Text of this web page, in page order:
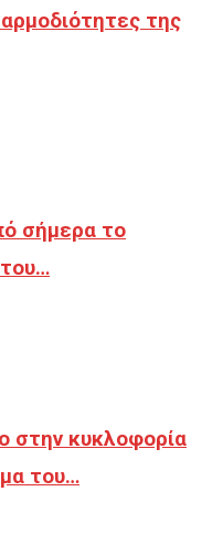
της
σήμερα το
στην κυκλοφορία
του…